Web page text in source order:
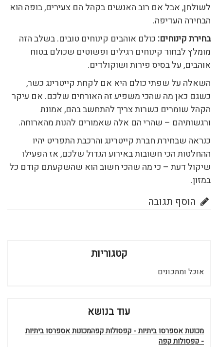
לשולחן, אבל אם רוב האנשים בקהל הם צעירים, בופה הוא
הבחירה העדיפה.
בחירת קינוחים: כולם אוהבים קינוחים טובים. בשלב הזה
מומלץ לבחור קינוחים רגילים ופשוטים שכולם בטוח
אוהבים, על בסיס פירות ושוקולדים.
השאלה על שפתי כולם היא אם לקחת קייטרינג כשר,
כשגם כאן מה שהכי משפיע זה האורחים שלכם. אם עיקר
הקהל שומרים כשרות צריך להתחשב בהם, אמונת
ורגשותיהם – שהרי הם אלה שאמורים להנות מהארוחה.
כנראה שבחירת חברת קייטרינג והרכבת התפריט יהיו
ההחלטות הכי חשובות באירוע הגדול שלכם, אז הפעילו
שיקול דעת – כי מה שהכי חשוב הוא שהשקעתם קודם כל
במזון.
הוסף תגובה
קטגוריות
אוכל ומתכונים
עוד בנושא
מכונות אספרסו ביתיות - קפסולות קפהמכונות אספרסו ביתיות
- קפסולות קפה